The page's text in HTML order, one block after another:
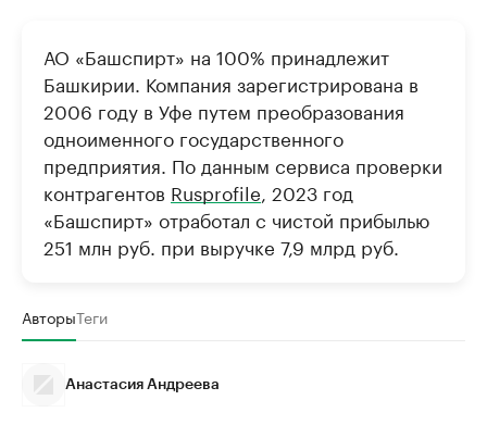
АО «Башспирт» на 100% принадлежит
Башкирии. Компания зарегистрирована в
2006 году в Уфе путем преобразования
одноименного государственного
предприятия. По данным сервиса проверки
контрагентов Rusprofile , 2023 год
«Башспирт» отработал с чистой прибылью
251 млн руб. при выручке 7,9 млрд руб.
АвторыТеги
Анастасия Андреева